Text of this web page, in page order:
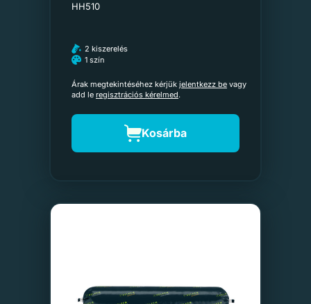
HH510
2 kiszerelés
1 szín
Árak megtekintéséhez kérjük jelentkezz be vagy
add le regisztrációs kérelmed.
Kosárba